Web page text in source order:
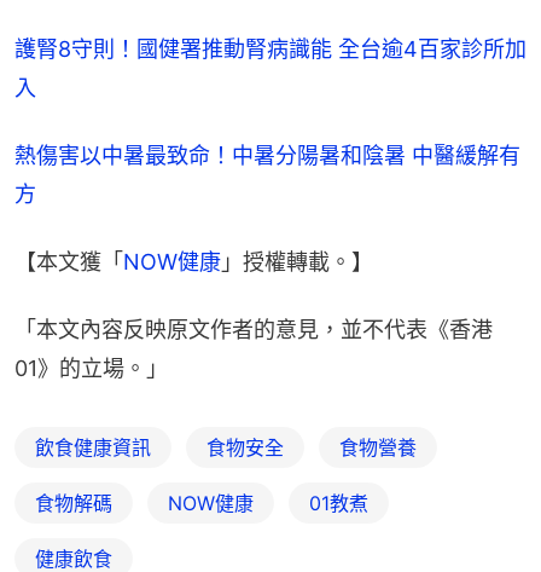
護腎8守則！國健署推動腎病識能 全台逾4百家診所加
入
熱傷害以中暑最致命！中暑分陽暑和陰暑 中醫緩解有
方
【本文獲「NOW健康 」授權轉載。】
「本文內容反映原文作者的意見，並不代表《香港
01》的立場。」
飲食健康資訊 食物安全 食物營養
食物解碼 NOW健康 01教煮
健康飲食